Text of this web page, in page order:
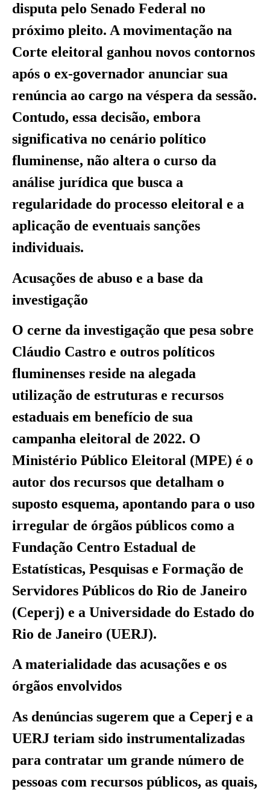
disputa pelo Senado Federal no
próximo pleito. A movimentação na
Corte eleitoral ganhou novos contornos
após o ex-governador anunciar sua
renúncia ao cargo na véspera da sessão.
Contudo, essa decisão, embora
significativa no cenário político
fluminense, não altera o curso da
análise jurídica que busca a
regularidade do processo eleitoral e a
aplicação de eventuais sanções
individuais.
Acusações de abuso e a base da
investigação
O cerne da investigação que pesa sobre
Cláudio Castro e outros políticos
fluminenses reside na alegada
utilização de estruturas e recursos
estaduais em benefício de sua
campanha eleitoral de 2022. O
Ministério Público Eleitoral (MPE) é o
autor dos recursos que detalham o
suposto esquema, apontando para o uso
irregular de órgãos públicos como a
Fundação Centro Estadual de
Estatísticas, Pesquisas e Formação de
Servidores Públicos do Rio de Janeiro
(Ceperj) e a Universidade do Estado do
Rio de Janeiro (UERJ).
A materialidade das acusações e os
órgãos envolvidos
As denúncias sugerem que a Ceperj e a
UERJ teriam sido instrumentalizadas
para contratar um grande número de
pessoas com recursos públicos, as quais,